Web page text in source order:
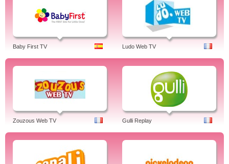
Baby First TV Ludo Web TV
Zouzous Web TV Gulli Replay